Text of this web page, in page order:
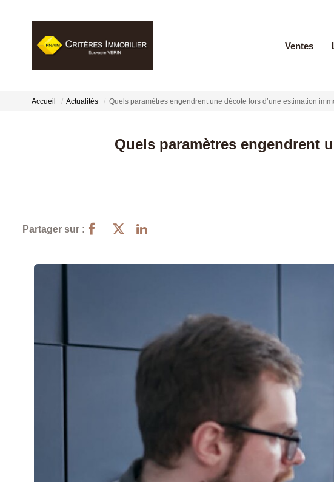
Ventes
Accueil Actualités Quels paramètres engendrent une décote lors d’une estimation
Quels paramètres engendrent
Partager sur :